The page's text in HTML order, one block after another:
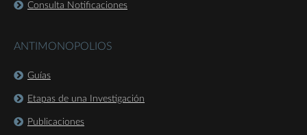
Consulta Notificaciones
ANTIMONOPOLIOS
Guías
Etapas de una Investigación
Publicaciones